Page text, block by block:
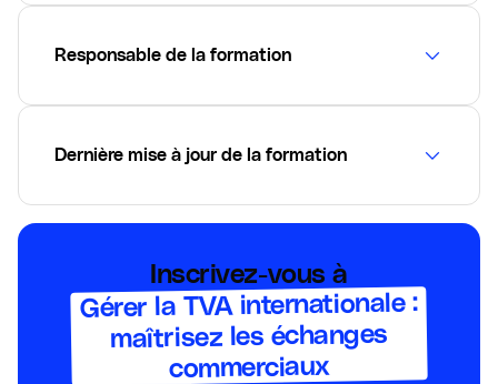
Responsable de la formation
Dernière mise à jour de la formation
Inscrivez-vous à
Gérer la TVA internationale :
maîtrisez les échanges
commerciaux